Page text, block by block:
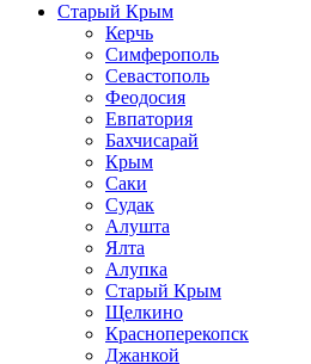
Старый Крым
Керчь
Симферополь
Севастополь
Феодосия
Евпатория
Бахчисарай
Крым
Саки
Судак
Алушта
Ялта
Алупка
Старый Крым
Щелкино
Красноперекопск
Джанкой